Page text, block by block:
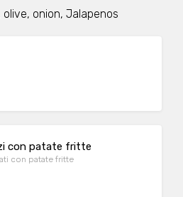
onion, Jalapenos
con patate fritte
con patate fritte